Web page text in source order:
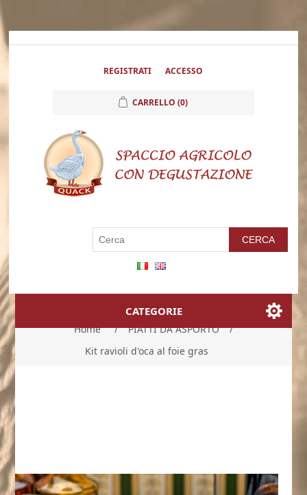
REGISTRATI ACCESSO
CARRELLO (0)
CATEGORIE
Home / PIATTI DA ASPORTO
/
Kit ravioli d'oca al foie gras